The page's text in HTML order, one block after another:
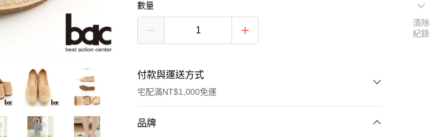
數量
付款與運送方式
宅配滿NT$1,000免運
付款方式
品牌
清除
紀錄